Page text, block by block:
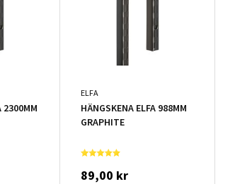
2300MM
ELFA
HÄNGSKENA ELFA 988MM
GRAPHITE
89,00 kr